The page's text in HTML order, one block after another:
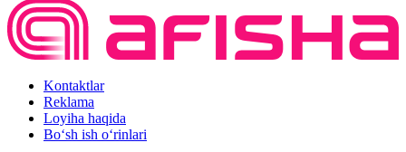
Kontaktlar
Reklama
Loyiha haqida
Bo‘sh ish o‘rinlari